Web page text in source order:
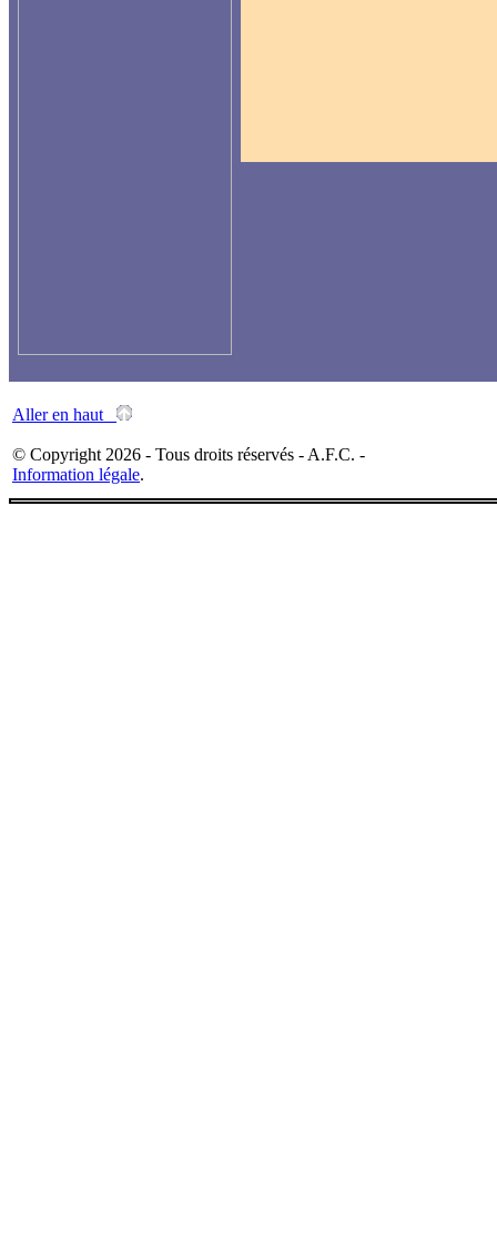
Aller en haut
© Copyright 2026 - Tous droits réservés - A.F.C. -
Information légale.